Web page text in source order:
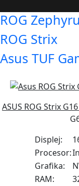
ROG
ROG Strix
Asus TUF
ASUS ROG Strix
Displej:
Procesor:
Grafika:
RAM: